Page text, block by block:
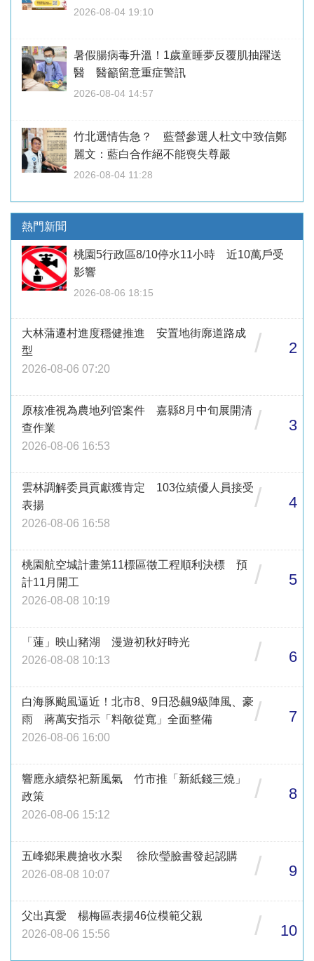
2026-08-04 19:10
暑假腸病毒升溫！1歲童睡夢反覆肌抽躍送
醫 醫籲留意重症警訊
2026-08-04 14:57
竹北選情告急？ 藍營參選人杜文中致信鄭
麗文：藍白合作絕不能喪失尊嚴
2026-08-04 11:28
熱門新聞
桃園5行政區8/10停水11小時 近10萬戶受
影響
2026-08-06 18:15
大林蒲遷村進度穩健推進 安置地街廓道路成
型
2026-08-06 07:20
/ 2
原核准視為農地列管案件 嘉縣8月中旬展開清
查作業
2026-08-06 16:53
/ 3
雲林調解委員貢獻獲肯定 103位績優人員接受
表揚
2026-08-06 16:58
/ 4
桃園航空城計畫第11標區徵工程順利決標 預
計11月開工
2026-08-08 10:19
/ 5
「蓮」映山豬湖 漫遊初秋好時光
2026-08-08 10:13
/ 6
白海豚颱風逼近！北市8、9日恐飆9級陣風、豪
雨 蔣萬安指示「料敵從寬」全面整備
2026-08-06 16:00
/ 7
響應永續祭祀新風氣 竹市推「新紙錢三燒」
政策
2026-08-06 15:12
/ 8
五峰鄉果農搶收水梨 徐欣瑩臉書發起認購
2026-08-08 10:07
/ 9
父出真愛 楊梅區表揚46位模範父親
2026-08-06 15:56
/ 10